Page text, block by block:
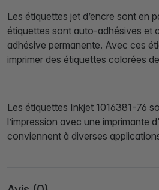
Les étiquettes jet d’encre sont en
étiquettes sont auto-adhésives et
adhésive permanente. Avec ces
imprimer des étiquettes colorées
Les étiquettes Inkjet 1016381-76
l’impression avec une imprimante
conviennent à diverses